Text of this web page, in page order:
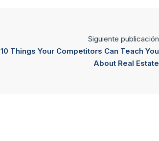
Siguiente publicación
10 Things Your Competitors Can Teach You
About Real Estate